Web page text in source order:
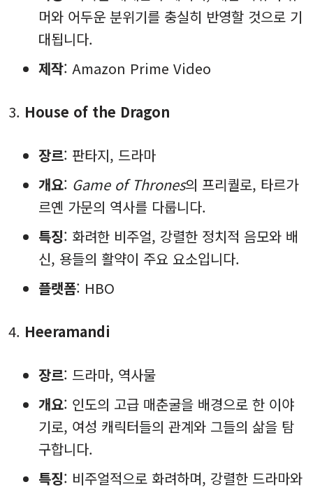
머와 어두운 분위기를 충실히 반영할 것으로 기
대됩니다.
제작: Amazon Prime Video
House of the Dragon
장르: 판타지, 드라마
개요: Game of Thrones의 프리퀄로, 타르가
르옌 가문의 역사를 다룹니다.
특징: 화려한 비주얼, 강렬한 정치적 음모와 배
신, 용들의 활약이 주요 요소입니다.
플랫폼: HBO
Heeramandi
장르: 드라마, 역사물
개요: 인도의 고급 매춘굴을 배경으로 한 이야
기로, 여성 캐릭터들의 관계와 그들의 삶을 탐
구합니다.
특징: 비주얼적으로 화려하며, 강렬한 드라마와